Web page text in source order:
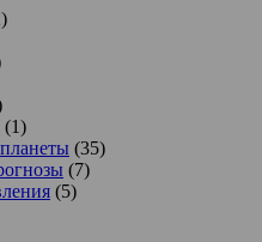
(1)
(35)
(7)
(5)